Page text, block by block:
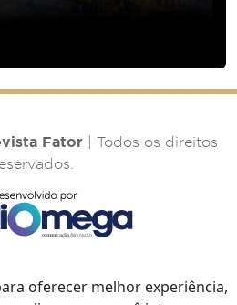
Fator| Todos os direitos
oferecer melhor experiência,